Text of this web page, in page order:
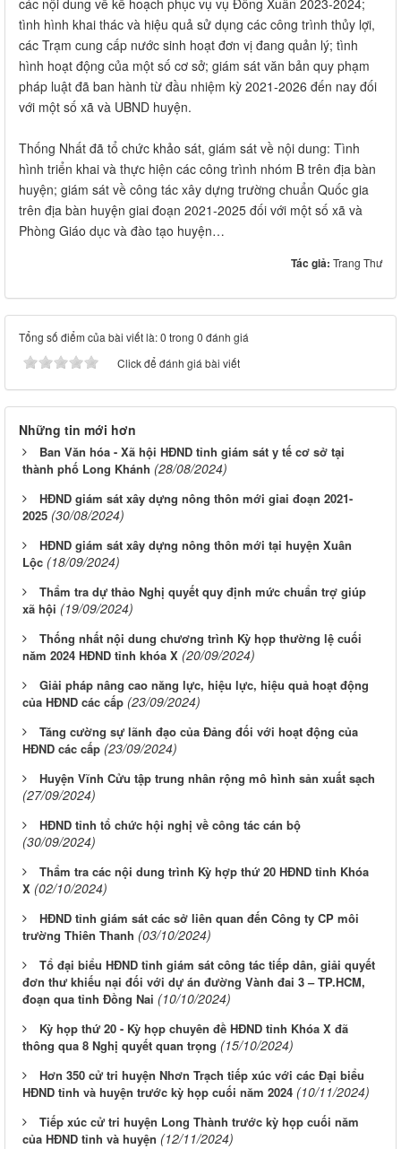
các nội dung về kế hoạch phục vụ vụ Đông Xuân 2023-2024;
tình hình khai thác và hiệu quả sử dụng các công trình thủy lợi,
các Trạm cung cấp nước sinh hoạt đơn vị đang quản lý; tình
hình hoạt động của một số cơ sở; giám sát văn bản quy phạm
pháp luật đã ban hành từ đầu nhiệm kỳ 2021-2026 đến nay đối
với một số xã và UBND huyện.
Thống Nhất đã tổ chức khảo sát, giám sát về nội dung: Tình
hình triển khai và thực hiện các công trình nhóm B trên địa bàn
huyện; giám sát về công tác xây dựng trường chuẩn Quốc gia
trên địa bàn huyện giai đoạn 2021-2025 đối với một số xã và
Phòng Giáo dục và đào tạo huyện…
Tác giả: Trang Thư
Tổng số điểm của bài viết là: 0 trong 0 đánh giá
Click để đánh giá bài viết
Những tin mới hơn
Ban Văn hóa - Xã hội HĐND tỉnh giám sát y tế cơ sở tại
thành phố Long Khánh (28/08/2024)
HĐND giám sát xây dựng nông thôn mới giai đoạn 2021-
2025 (30/08/2024)
HĐND giám sát xây dựng nông thôn mới tại huyện Xuân
Lộc (18/09/2024)
Thẩm tra dự thảo Nghị quyết quy định mức chuẩn trợ giúp
xã hội (19/09/2024)
Thống nhất nội dung chương trình Kỳ họp thường lệ cuối
năm 2024 HĐND tỉnh khóa X (20/09/2024)
Giải pháp nâng cao năng lực, hiệu lực, hiệu quả hoạt động
của HĐND các cấp (23/09/2024)
Tăng cường sự lãnh đạo của Đảng đối với hoạt động của
HĐND các cấp (23/09/2024)
Huyện Vĩnh Cửu tập trung nhân rộng mô hình sản xuất sạch
(27/09/2024)
HĐND tỉnh tổ chức hội nghị về công tác cán bộ
(30/09/2024)
Thẩm tra các nội dung trình Kỳ hợp thứ 20 HĐND tỉnh Khóa
X (02/10/2024)
HĐND tỉnh giám sát các sở liên quan đến Công ty CP môi
trường Thiên Thanh (03/10/2024)
Tổ đại biểu HĐND tỉnh giám sát công tác tiếp dân, giải quyết
đơn thư khiếu nại đối với dự án đường Vành đai 3 – TP.HCM,
đoạn qua tỉnh Đồng Nai (10/10/2024)
Kỳ họp thứ 20 - Kỳ họp chuyên đề HĐND tỉnh Khóa X đã
thông qua 8 Nghị quyết quan trọng (15/10/2024)
Hơn 350 cử tri huyện Nhơn Trạch tiếp xúc với các Đại biểu
HĐND tỉnh và huyện trước kỳ họp cuối năm 2024 (10/11/2024)
Tiếp xúc cử tri huyện Long Thành trước kỳ họp cuối năm
của HĐND tỉnh và huyện (12/11/2024)